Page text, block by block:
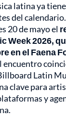
latina ya
del
20 de mayo el
Week 2026,
en el Faena
encuentro
Latin
clave para
y